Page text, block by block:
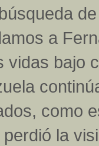
a
vidas bajo
como
la